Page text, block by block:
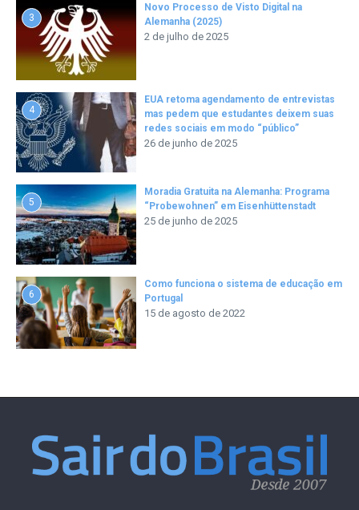
3
Novo Processo de Visto Digital na
Alemanha (2025)
2 de julho de 2025
4
EUA retoma agendamento de entrevistas
mas pedem que estudantes deixem suas
redes sociais em modo “público”
26 de junho de 2025
5
Moradia Gratuita na Alemanha: Programa
“Probewohnen” em Eisenhüttenstadt
25 de junho de 2025
6
Como funciona o sistema de educação em
Portugal
15 de agosto de 2022